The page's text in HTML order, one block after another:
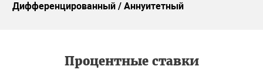
Дифференцированный / Аннуитетный
Процентные ставки